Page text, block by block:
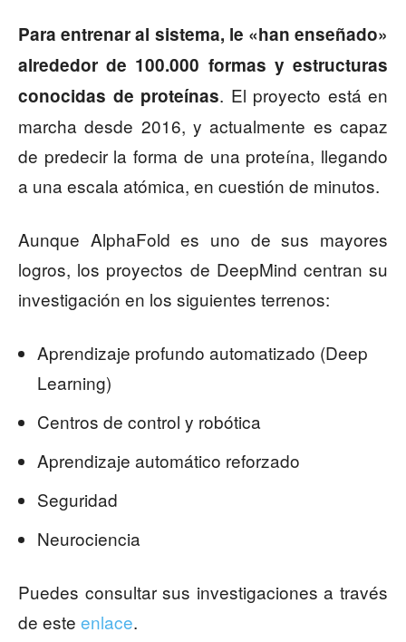
Para entrenar al sistema, le «han enseñado»
alrededor de 100.000 formas y estructuras
conocidas de proteínas. El proyecto está en
marcha desde 2016, y actualmente es capaz
de predecir la forma de una proteína, llegando
a una escala atómica, en cuestión de minutos.
Aunque AlphaFold es uno de sus mayores
logros, los proyectos de DeepMind centran su
investigación en los siguientes terrenos:
Aprendizaje profundo automatizado (Deep
Learning)
Centros de control y robótica
Aprendizaje automático reforzado
Seguridad
Neurociencia
Puedes consultar sus investigaciones a través
de este enlace.